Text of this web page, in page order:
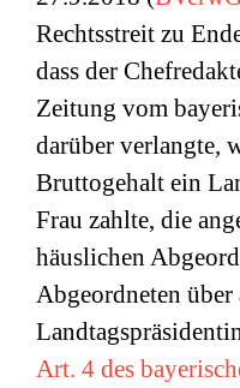
Rechtsstreit zu
dass der
Zeitung vom
darüber verlangte,
Bruttogehalt ein
Frau zahlte, die
häuslichen
Abgeordneten über
Art. 4 des